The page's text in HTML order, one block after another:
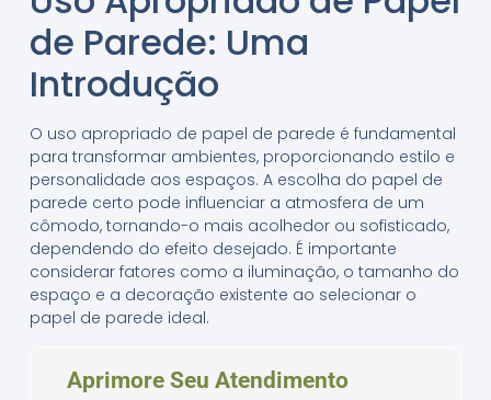
de Parede: Uma
Introdução
O uso apropriado de papel de parede é fundamental
para transformar ambientes, proporcionando estilo e
personalidade aos espaços. A escolha do papel de
parede certo pode influenciar a atmosfera de um
cômodo, tornando-o mais acolhedor ou sofisticado,
dependendo do efeito desejado. É importante
considerar fatores como a iluminação, o tamanho do
espaço e a decoração existente ao selecionar o
papel de parede ideal.
Aprimore Seu Atendimento